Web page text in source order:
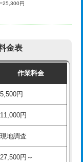
16,500円
現場見積
11,000円+材料費
13,200円
16,500円
16,500円
16,500円
3,300円
円
金表
作業料金
5,500円
11,000円
現地調査
27,500円～